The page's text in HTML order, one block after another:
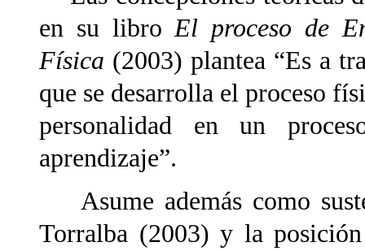
en su libroEl proceso de
Física (2003) plantea “Es a
que se desarrolla el proceso
personalidad en un
aprendizaje”.
Asume además como
Torralba (2003) y la